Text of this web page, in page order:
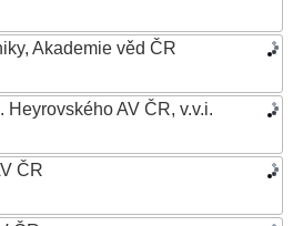
Akademie věd ČR
AV ČR, v.v.i.
ČR